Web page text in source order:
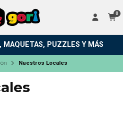
0
MAQUETAS, PUZZLES Y MÁS
Nuestros Locales